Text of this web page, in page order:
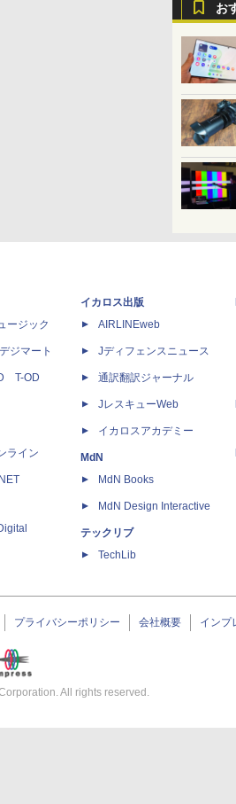
お
ージック
ジマート
T-OD
ライン
イカロス出版
AIRLINEweb
Jディフェンスニュース
通訳翻訳ジャーナル
JレスキューWeb
イカロスアカデミー
MdN
MdN Books
MdN Design Interactive
テックリブ
TechLib
プライバシーポリシー 会社概要 インプ
All rights reserved.